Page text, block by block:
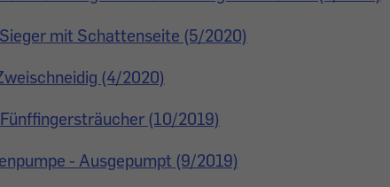
mit Schattenseite (5/2020)
(4/2020)
(10/2019)
- Ausgepumpt (9/2019)